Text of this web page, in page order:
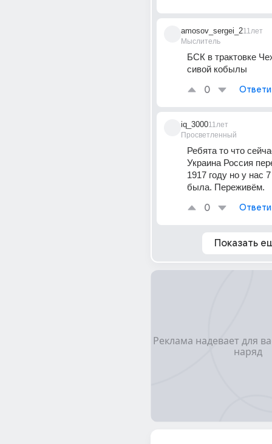
amosov_sergei_2
Мыслитель
11лет
БСК в трактовке
сивой кобылы
0
iq_3000
Просветленный
11лет
Ребята то что
Украина Россия
1917 году но у нас
была. Переживём.
0
Показать